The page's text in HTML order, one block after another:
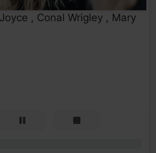
, Conal Wrigley , Mary